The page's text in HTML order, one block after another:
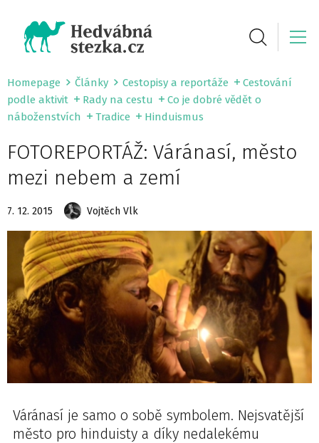
Homepage Články Cestopisy a reportáže
Cestování
podle aktivit
Rady na cestu
Co je dobré vědět o
náboženstvích
Tradice Hinduismus
FOTOREPORTÁŽ: Váránasí, město
mezi nebem a zemí
7. 12. 2015 Vojtěch Vlk
Váránasí je samo o sobě symbolem. Nejsvatější
město pro hinduisty a díky nedalekému